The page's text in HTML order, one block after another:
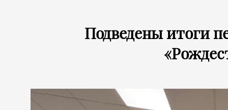
Подведены итоги